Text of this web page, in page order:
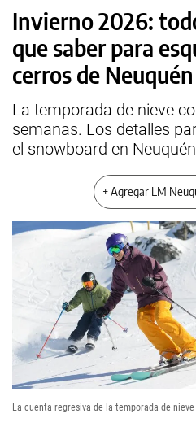
Invierno 2026:
que saber para
cerros de Neuquén
La temporada de nieve
semanas. Los detalles
el snowboard en
+ Agregar LM
La cuenta regresiva de la temporada de